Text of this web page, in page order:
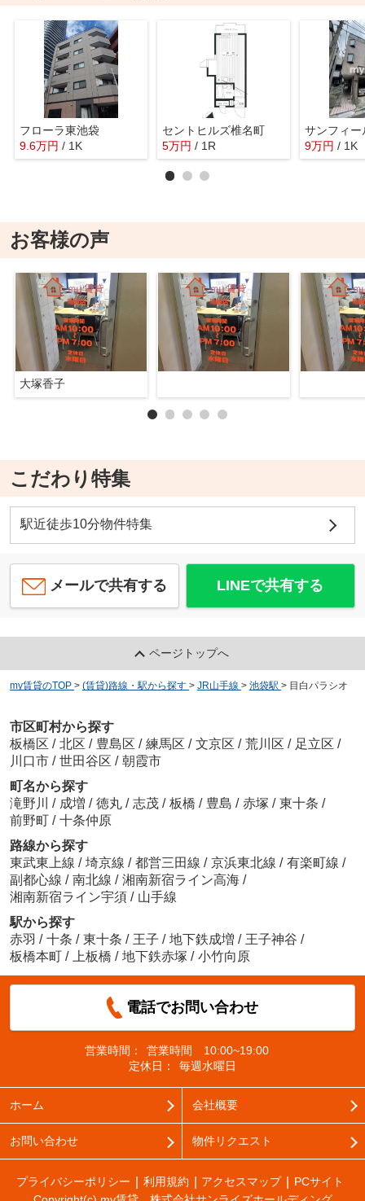
フローラ東池袋
9.6万円 / 1K
セントヒルズ椎名町
5万円 / 1R
サンフィー
9万円 / 1K
お客様の声
大塚香子
こだわり特集
駅近徒歩10分物件特集
メールで共有する LINEで共有する
ページトップへ
my賃貸のTOP > (賃貸)路線・駅から探す > JR山手線 > 池袋駅 > 目白パラシオ
市区町村から探す
板橋区 / 北区 / 豊島区 / 練馬区 / 文京区 / 荒川区 / 足立区 /
川口市 / 世田谷区 / 朝霞市
町名から探す
滝野川 / 成増 / 徳丸 / 志茂 / 板橋 / 豊島 / 赤塚 / 東十条 /
前野町 / 十条仲原
路線から探す
東武東上線 / 埼京線 / 都営三田線 / 京浜東北線 / 有楽町線 /
副都心線 / 南北線 / 湘南新宿ライン高海 /
湘南新宿ライン宇須 / 山手線
駅から探す
赤羽 / 十条 / 東十条 / 王子 / 地下鉄成増 / 王子神谷 /
板橋本町 / 上板橋 / 地下鉄赤塚 / 小竹向原
電話でお問い合わせ
営業時間：
営業時間 10:00~19:00
定休日：
毎週水曜日
ホーム 会社概要
お問い合わせ 物件リクエスト
プライバシーポリシー 利用規約 アクセスマップ
PCサイト